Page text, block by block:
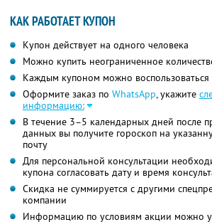
КАК РАБОТАЕТ КУПОН
Купон действует на одного человека
Можно купить неограниченное
Каждым купоном можно воспользоваться
Оформите заказ по WhatsApp, укажите
информацию:
В течение 3–5 календарных дней после
данных вы получите гороскоп на
почту
Для персональной консультации
купона согласовать дату и время
Скидка не суммируется с другими
компании
Информацию по условиям акции можно